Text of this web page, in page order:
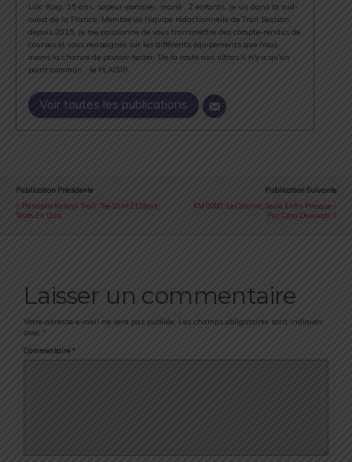
Loïc Roig, 35 ans, sapeur-pompier, marié , 2 enfants. Je vis dans la sud-
ouest de la France. Membre de l'équipe rédactionnelle de Trail Session
depuis 2015, je me passionne de vous transmettre des compte-rendus de
courses et vous renseigner sur les différents équipements que nous
avons la chance de pouvoir tester. De la route aux ultras il n'y a qu'un
point commun : le PLAISIR.
Voir toutes les publications
Publication Précédente
Panoplie Kalenji Trail : Tee-Shirt Et Short,
Testés En Duo...
Publication Suivante
KM 0,000 : Le Camino, Seule, Enfin Presque -
Par Cam Dewoods
Laisser un commentaire
Votre adresse e-mail ne sera pas publiée. Les champs obligatoires sont indiqués
avec *
Commentaire *